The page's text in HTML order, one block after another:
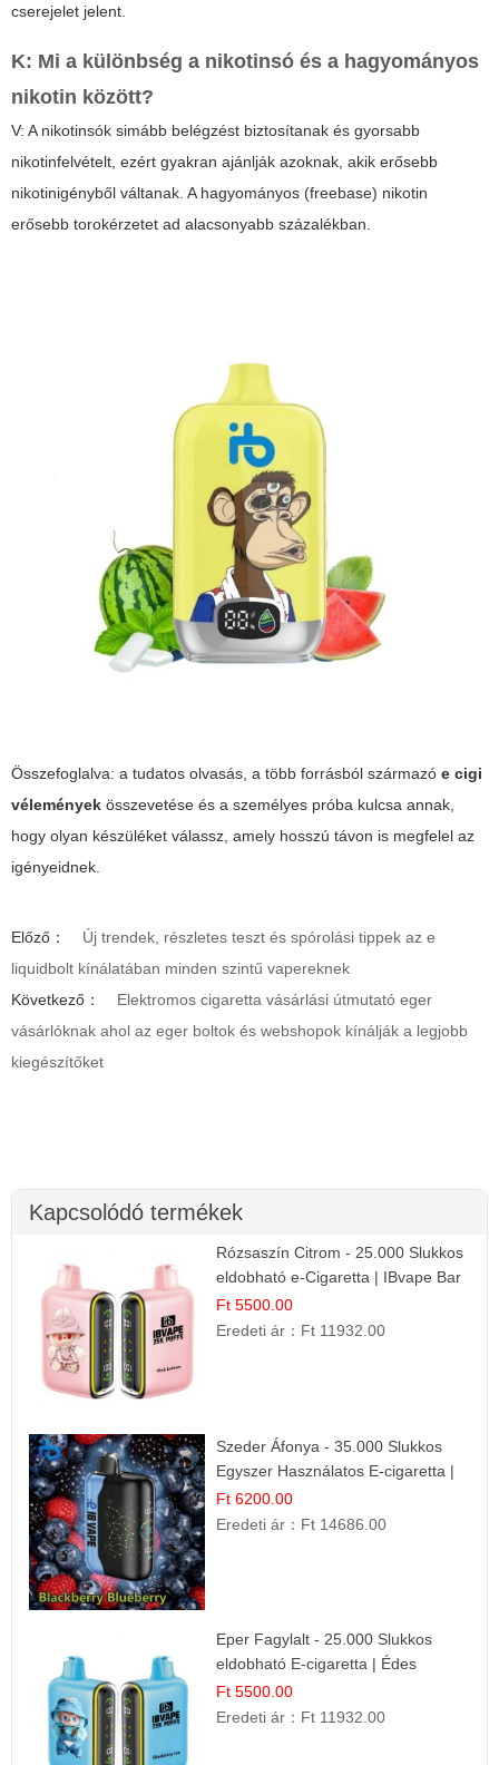
cserejelet jelent.
K: Mi a különbség a nikotinsó és a hagyományos
nikotin között?
V: A nikotinsók simább belégzést biztosítanak és gyorsabb
nikotinfelvételt, ezért gyakran ajánlják azoknak, akik erősebb
nikotinigényből váltanak. A hagyományos (freebase) nikotin
erősebb torokérzetet ad alacsonyabb százalékban.
Összefoglalva: a tudatos olvasás, a több forrásból származó e cigi
vélemények összevetése és a személyes próba kulcsa annak,
hogy olyan készüléket válassz, amely hosszú távon is megfelel az
igényeidnek.
Előző：
Új trendek, részletes teszt és spórolási tippek az e
liquidbolt kínálatában minden szintű vapereknek
Következő：
Elektromos cigaretta vásárlási útmutató eger
vásárlóknak ahol az eger boltok és webshopok kínálják a legjobb
kiegészítőket
Kapcsolódó termékek
Rózsaszín Citrom - 25.000 Slukkos
eldobható e-Cigaretta | IBvape Bar
Ft 5500.00
Eredeti ár： Ft 11932.00
Szeder Áfonya - 35.000 Slukkos
Egyszer Használatos E-cigaretta |
Prémium Ízélmény
Ft 6200.00
Eredeti ár： Ft 14686.00
Eper Fagylalt - 25.000 Slukkos
eldobható E-cigaretta | Édes
Desszert Íz
Ft 5500.00
Eredeti ár： Ft 11932.00